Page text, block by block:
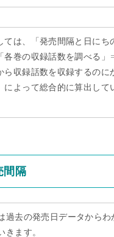
ては、「発売間隔と日にち
各巻の収録話数を調べる
ら収録話数を収録するのに
によって総合的に算出して
間隔
過去の発売日データからわ
きます。